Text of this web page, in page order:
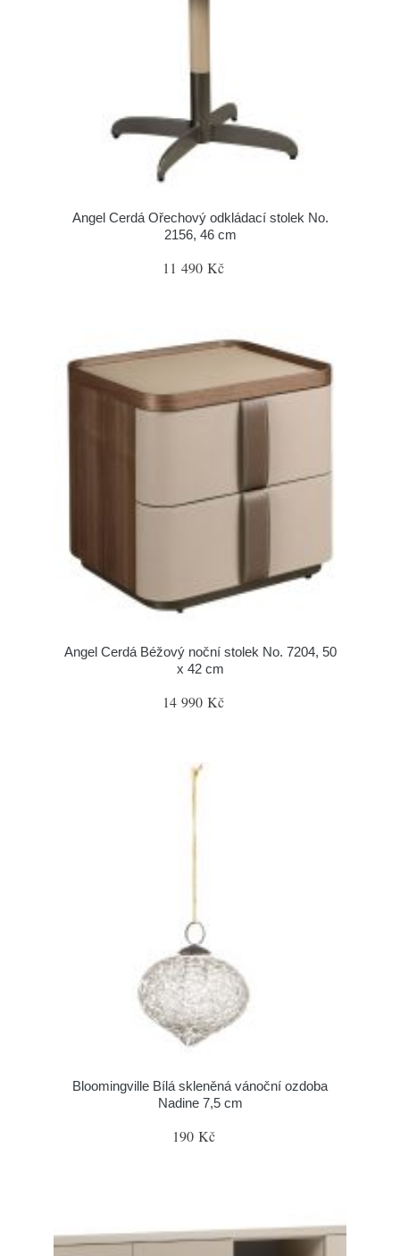
Angel Cerdá Ořechový odkládací stolek No.
2156, 46 cm
11 490 Kč
Angel Cerdá Béžový noční stolek No. 7204, 50
x 42 cm
14 990 Kč
Bloomingville Bílá skleněná vánoční ozdoba
Nadine 7,5 cm
190 Kč